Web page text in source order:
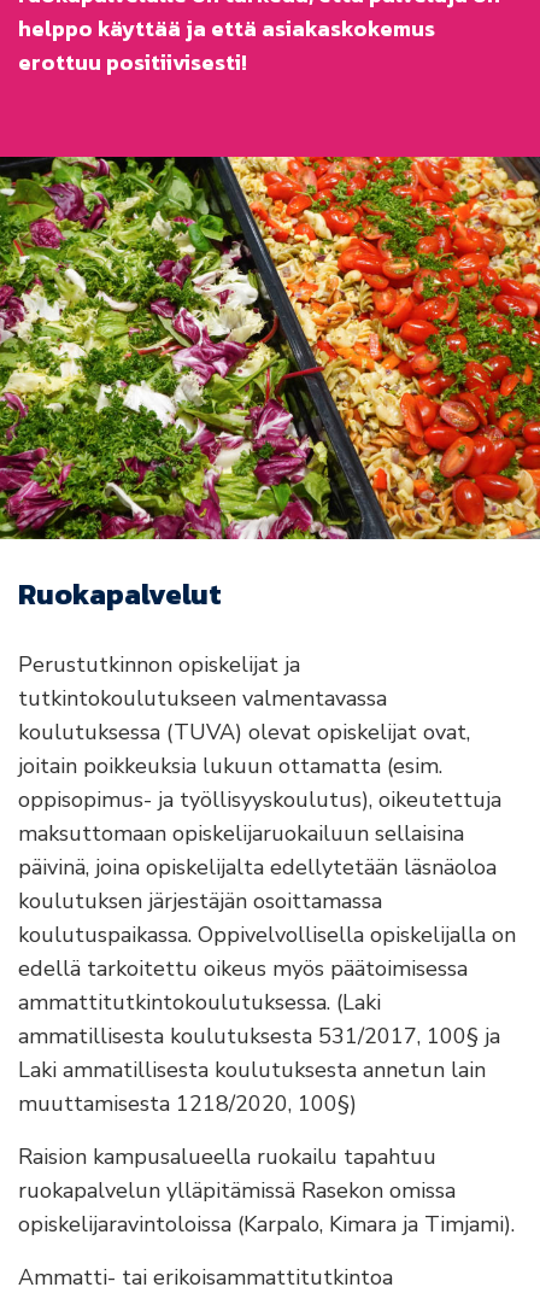
helppo käyttää ja että asiakaskokemus
erottuu positiivisesti!
Ruokapalvelut
Perustutkinnon opiskelijat ja
tutkintokoulutukseen valmentavassa
koulutuksessa (TUVA) olevat opiskelijat ovat,
joitain poikkeuksia lukuun ottamatta (esim.
oppisopimus- ja työllisyyskoulutus), oikeutettuja
maksuttomaan opiskelijaruokailuun sellaisina
päivinä, joina opiskelijalta edellytetään läsnäoloa
koulutuksen järjestäjän osoittamassa
koulutuspaikassa. Oppivelvollisella opiskelijalla on
edellä tarkoitettu oikeus myös päätoimisessa
ammattitutkintokoulutuksessa. (Laki
ammatillisesta koulutuksesta 531/2017, 100§ ja
Laki ammatillisesta koulutuksesta annetun lain
muuttamisesta 1218/2020, 100§)
Raision kampusalueella ruokailu tapahtuu
ruokapalvelun ylläpitämissä Rasekon omissa
opiskelijaravintoloissa (Karpalo, Kimara ja Timjami).
Ammatti- tai erikoisammattitutkintoa